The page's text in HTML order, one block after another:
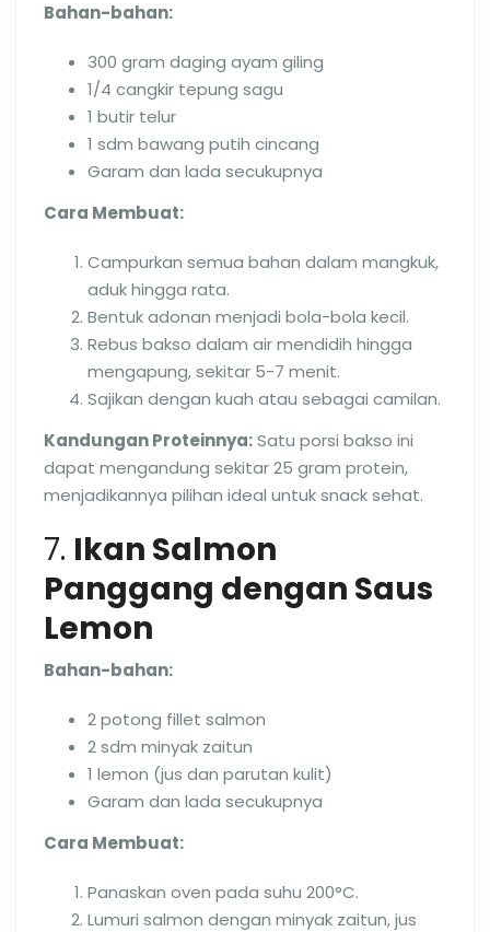
Bahan-bahan:
300 gram daging ayam giling
1/4 cangkir tepung sagu
1 butir telur
1 sdm bawang putih cincang
Garam dan lada secukupnya
Cara Membuat:
Campurkan semua bahan dalam mangkuk,
aduk hingga rata.
Bentuk adonan menjadi bola-bola kecil.
Rebus bakso dalam air mendidih hingga
mengapung, sekitar 5-7 menit.
Sajikan dengan kuah atau sebagai camilan.
Kandungan Proteinnya:Satu porsi bakso ini
dapat mengandung sekitar 25 gram protein,
menjadikannya pilihan ideal untuk snack sehat.
7. Ikan Salmon
Panggang dengan Saus
Lemon
Bahan-bahan:
2 potong fillet salmon
2 sdm minyak zaitun
1 lemon (jus dan parutan kulit)
Garam dan lada secukupnya
Cara Membuat:
Panaskan oven pada suhu 200°C.
Lumuri salmon dengan minyak zaitun, jus